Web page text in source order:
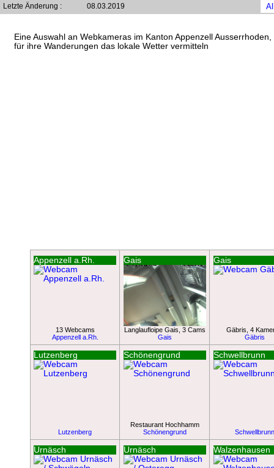
Letzte Änderung : 08.03.2019
Eine Auswahl an Webkameras im Kanton Appenzell
für ihre Wanderungen das lokale Wetter vermitteln
Appenzell a.Rh.
13 Webcams
Appenzell a.Rh.
Gais
Langlaufloipe Gais, 3 Cams
Gais
Gais
Gäbris, 4
Gäbris
Lutzenberg
Lutzenberg
Schönengrund
Restaurant Hochhamm
Schönengrund
Schwellbrunn
Schwellbrunn
Urnäsch Urnäsch Walzenhausen